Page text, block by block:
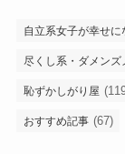
自立系女子が幸せに
尽くし系・ダメンズ
恥ずかしがり屋
おすすめ記事 (67)